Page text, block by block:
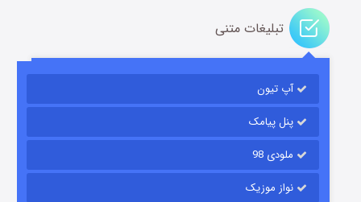
تبلیغات متنی
آپ تیون
پنل پیامک
ملودی 98
نواز موزیک